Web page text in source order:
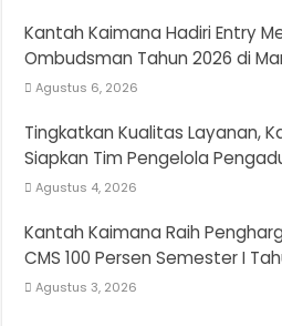
Kantah Kaimana Hadiri Entry
Ombudsman Tahun 2026 di
Agustus 6, 2026
Tingkatkan Kualitas Layanan,
Siapkan Tim Pengelola
Agustus 4, 2026
Kantah Kaimana Raih
CMS 100 Persen Semester I
Agustus 3, 2026